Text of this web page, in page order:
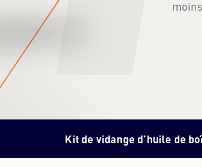
Kit de vidange d’huile de